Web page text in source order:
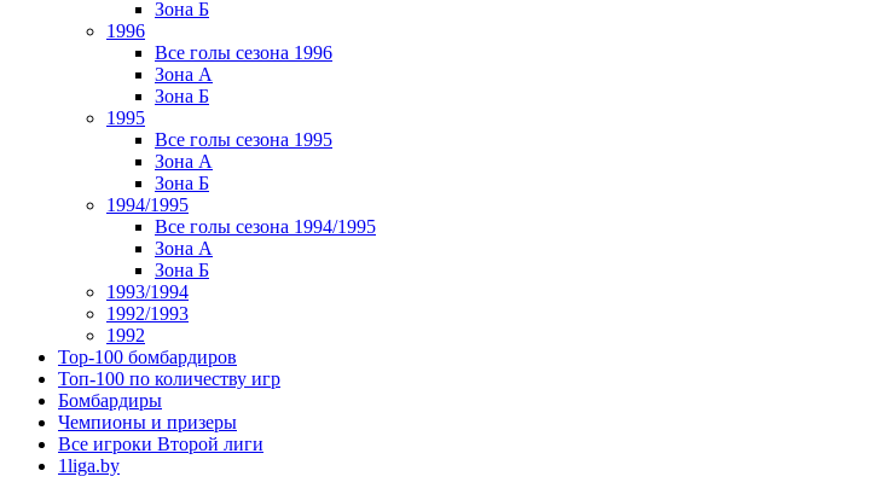
Зона Б
1996
Все голы сезона 1996
Зона А
Зона Б
1995
Все голы сезона 1995
Зона А
Зона Б
1994/1995
Все голы сезона 1994/1995
Зона А
Зона Б
1993/1994
1992/1993
1992
Top-100 бомбардиров
Топ-100 по количеству игр
Бомбардиры
Чемпионы и призеры
Все игроки Второй лиги
1liga.by